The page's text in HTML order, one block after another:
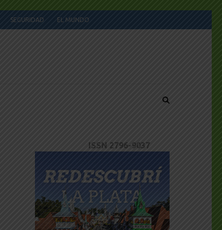
SEGURIDAD EL MUNDO
ISSN 2796-9037